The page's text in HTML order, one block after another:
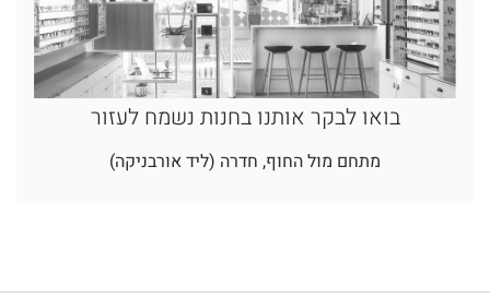
בואו לבקר אותנו בחנות נשמח לעזור
מתחם מול החוף, חדרה (ליד אורבניקה)